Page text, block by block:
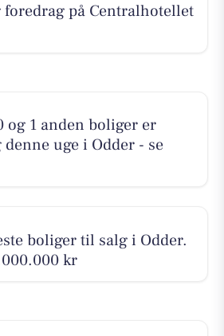
på Centralhotellet
og 1 anden boliger er
uge i Odder - se
boliger til salg i Odder.
kr